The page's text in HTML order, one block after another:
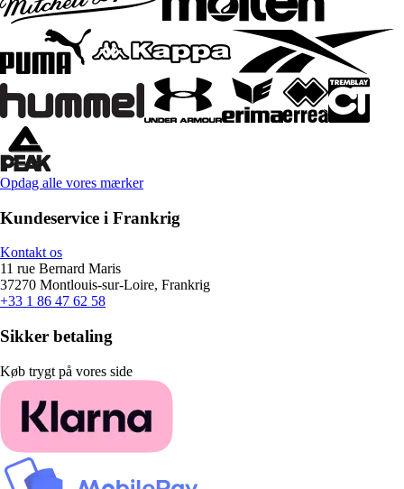
Opdag alle vores mærker
Kundeservice i Frankrig
Kontakt os
11 rue Bernard Maris
37270 Montlouis-sur-Loire, Frankrig
+33 1 86 47 62 58
Sikker betaling
Køb trygt på vores side